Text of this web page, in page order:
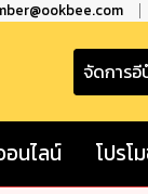
จัดการอี
นไลน์ โปรโ